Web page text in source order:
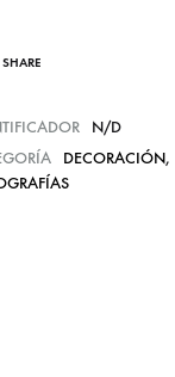
SHARE
N/D
DECORACIÓN,